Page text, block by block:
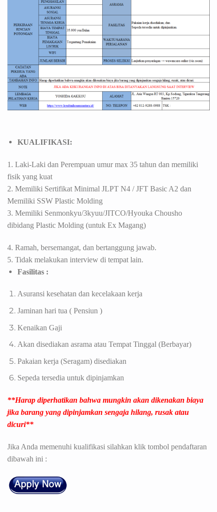
KUALIFIKASI:
1. Laki-Laki dan Perempuan umur max 35 tahun dan memiliki
fisik yang kuat
2. Memiliki Sertifikat Minimal JLPT N4 / JFT Basic A2 dan
Memiliki SSW Plastic Molding
3. Memiliki Senmonkyu/3kyuu/JITCO/Hyouka Chousho
dibidang Plastic Molding (untuk Ex Magang)
4. Ramah, bersemangat, dan bertanggung jawab.
5. Tidak melakukan interview di tempat lain.
Fasilitas :
Asuransi kesehatan dan kecelakaan kerja
Jaminan hari tua ( Pensiun )
Kenaikan Gaji
Akan disediakan asrama atau Tempat Tinggal (Berbayar)
Pakaian kerja (Seragam) disediakan
Sepeda tersedia untuk dipinjamkan
**Harap diperhatikan bahwa mungkin akan dikenakan biaya
jika barang yang dipinjamkan sengaja hilang, rusak atau
dicuri**
Jika Anda memenuhi kualifikasi silahkan klik tombol pendaftaran
dibawah ini :